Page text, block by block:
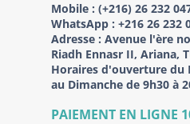
Mobile : (+216) 26 232
WhatsApp : +216 26 232
Adresse : Avenue l'ère
Riadh Ennasr II, Ariana,
Horaires d'ouverture du
au Dimanche de 9h30 à
PAIEMENT EN LIGNE